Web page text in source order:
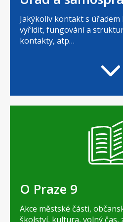
Jakýkoliv kontakt s
vyřídit, fungování a
kontakty, atp…
O Praze 9
Akce městské části,
školství, kultura, volný čas,